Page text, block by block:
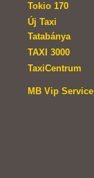
Tokio 170
Új Taxi
Tatabánya
TAXI 3000
TaxiCentrum
MB Vip Service